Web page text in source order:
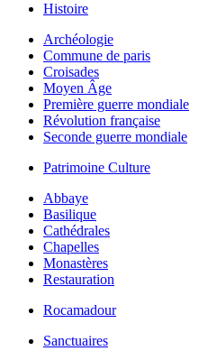
Histoire
Archéologie
Commune de paris
Croisades
Moyen Âge
Première guerre mondiale
Révolution française
Seconde guerre mondiale
Patrimoine Culture
Abbaye
Basilique
Cathédrales
Chapelles
Monastères
Restauration
Rocamadour
Sanctuaires